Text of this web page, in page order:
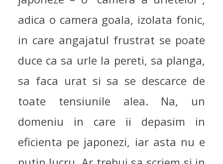
adica o camera goala, izolata fonic,
in care angajatul frustrat se poate
duce ca sa urle la pereti, sa planga,
sa faca urat si sa se descarce de
toate tensiunile alea. Na, un
domeniu in care ii depasim in
eficienta pe japonezi, iar asta nu e